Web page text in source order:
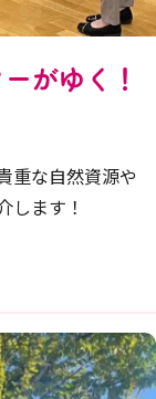
がゆく！
重な自然資源や
します！